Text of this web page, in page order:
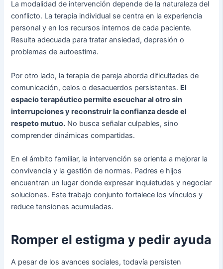
La modalidad de intervención depende de la naturaleza del
conflicto. La terapia individual se centra en la experiencia
personal y en los recursos internos de cada paciente.
Resulta adecuada para tratar ansiedad, depresión o
problemas de autoestima.
Por otro lado, la terapia de pareja aborda dificultades de
comunicación, celos o desacuerdos persistentes. El
espacio terapéutico permite escuchar al otro sin
interrupciones y reconstruir la confianza desde el
respeto mutuo. No busca señalar culpables, sino
comprender dinámicas compartidas.
En el ámbito familiar, la intervención se orienta a mejorar la
convivencia y la gestión de normas. Padres e hijos
encuentran un lugar donde expresar inquietudes y negociar
soluciones. Este trabajo conjunto fortalece los vínculos y
reduce tensiones acumuladas.
Romper el estigma y pedir ayuda
A pesar de los avances sociales, todavía persisten